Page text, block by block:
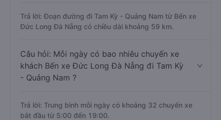
Trả lời: Đoạn đường đi Tam Kỳ - Quảng Nam từ Bến xe
Đức Long Đà Nẵng có chiều dài khoảng 59 km.
Câu hỏi: Mỗi ngày có bao nhiêu chuyến xe
khách Bến xe Đức Long Đà Nẵng đi Tam Kỳ
- Quảng Nam ?
Trả lời: Trung bình mỗi ngày có khoảng 32 chuyến xe
bắt đầu từ 5:00 đến 19:00.